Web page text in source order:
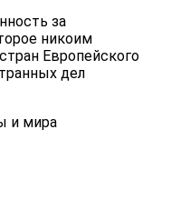
за
никоим
Европейского
дел
и мира